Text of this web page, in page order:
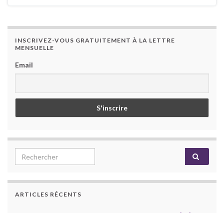
INSCRIVEZ-VOUS GRATUITEMENT À LA LETTRE
MENSUELLE
Email
Search for:
ARTICLES RÉCENTS